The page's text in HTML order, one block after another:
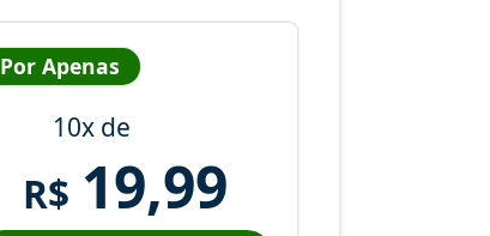
Por Apenas
10x de
R$ 19,99